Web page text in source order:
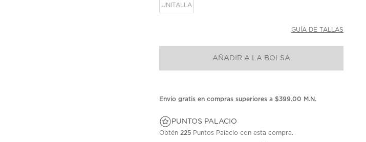
UNITALLA
GUÍA DE TALLAS
AÑADIR A LA BOLSA
Envío gratis en compras superiores a $399.00 M.N.
PUNTOS PALACIO
Obtén 225 Puntos Palacio con esta compra.